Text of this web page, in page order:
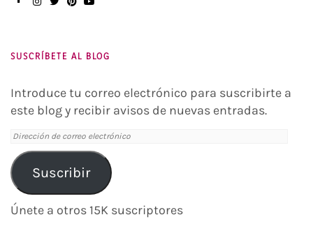
SUSCRÍBETE AL BLOG
Introduce tu correo electrónico para suscribirte a
este blog y recibir avisos de nuevas entradas.
Dirección
de
correo
electrónico
Suscribir
Únete a otros 15K suscriptores